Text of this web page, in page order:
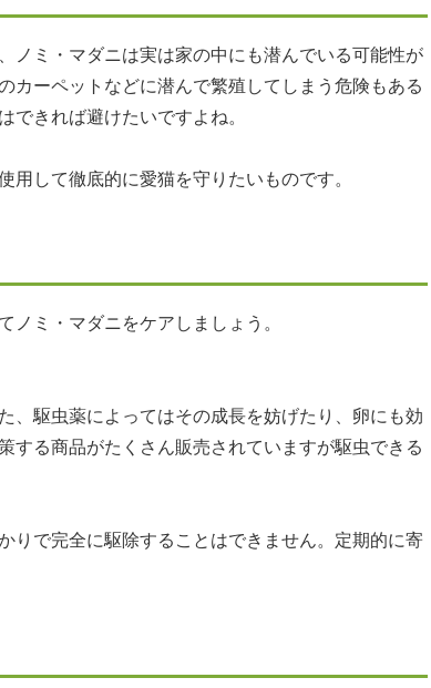
ノミ・マダニは実は家の中にも潜んでいる可能性が
カーペットなどに潜んで繁殖してしまう危険もある
できれば避けたいですよね。
して徹底的に愛猫を守りたいものです。
ミ・マダニをケアしましょう。
、駆虫薬によってはその成長を妨げたり、卵にも効
する商品がたくさん販売されていますが駆虫できる
りで完全に駆除することはできません。定期的に寄